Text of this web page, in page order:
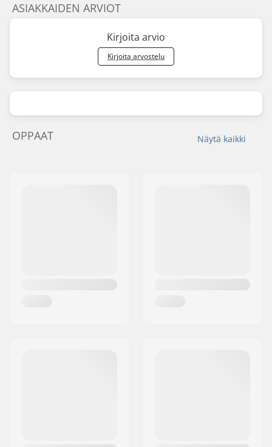
ASIAKKAIDEN ARVIOT
Kirjoita arvio
Kirjoita arvostelu
Näytä kaikki
OPPAAT